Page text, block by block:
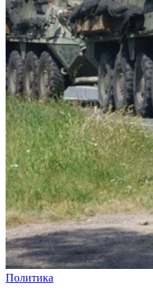
Политика